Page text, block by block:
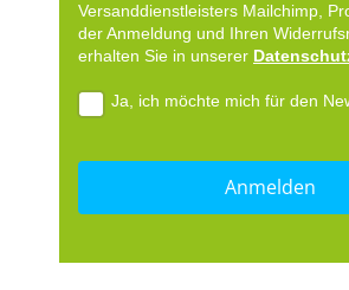
Versanddienstleisters Mailchimp,
der Anmeldung und Ihren
erhalten Sie in unserer
Ja, ich möchte mich für den